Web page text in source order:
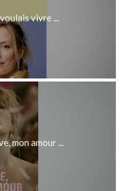
vivre ...
mon amour ...